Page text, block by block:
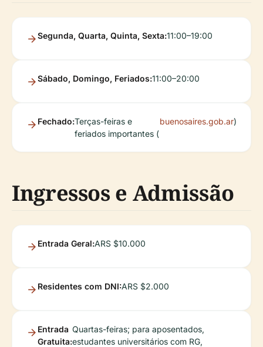
Segunda, Quarta, Quinta, Sexta:11:00–19:00
Sábado, Domingo, Feriados:11:00–20:00
Fechado:Terças-feiras e
feriados importantes (
buenosaires.gob.ar)
Ingressos e Admissão
Entrada Geral:ARS $10.000
Residentes com DNI:ARS $2.000
Entrada
Gratuita:
Quartas-feiras; para aposentados,
estudantes universitários com RG,